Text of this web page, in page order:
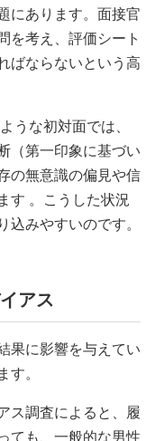
にあります。面接官
を考え、評価シート
ばならないという高
うな初対面では、
（第一印象に基づい
の無意識の偏見や信
す 。こうした状況
込みやすいのです。
アス
果に影響を与えてい
す。
ス調査によると、履
ても、一般的な男性